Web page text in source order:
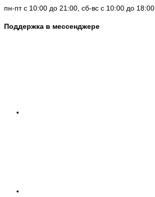
пн-пт с 10:00 до 21:00, сб-вс с 10:00 до 18:00
Поддержка в мессенджере